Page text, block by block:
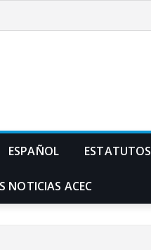
ESPAÑOL ESTATUTOS
NOTICIAS ACEC